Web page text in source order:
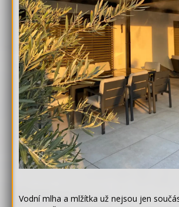
Vodní mlha a mlžítka už nejsou jen